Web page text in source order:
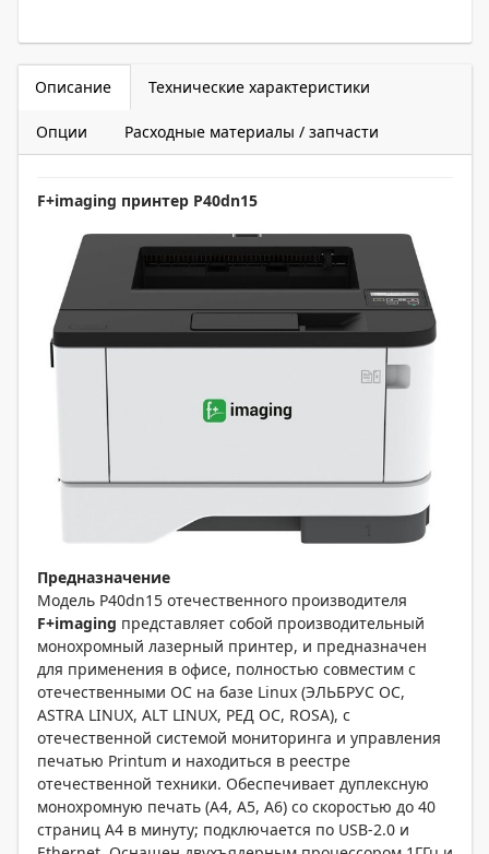
Описание Технические характеристики
Опции Расходные материалы / запчасти
F+imaging принтер P40dn15
Предназначение
Модель P40dn15 отечественного производителя
F+imaging представляет собой производительный
монохромный лазерный принтер, и предназначен
для применения в офисе, полностью совместим с
отечественными ОС на базе Linux (ЭЛЬБРУС ОС,
ASTRA LINUX, ALT LINUX, РЕД ОС, ROSA), с
отечественной системой мониторинга и управления
печатью Printum и находиться в реестре
отечественной техники. Обеспечивает дуплексную
монохромную печать (А4, А5, А6) со скоростью до 40
страниц А4 в минуту; подключается по USB-2.0 и